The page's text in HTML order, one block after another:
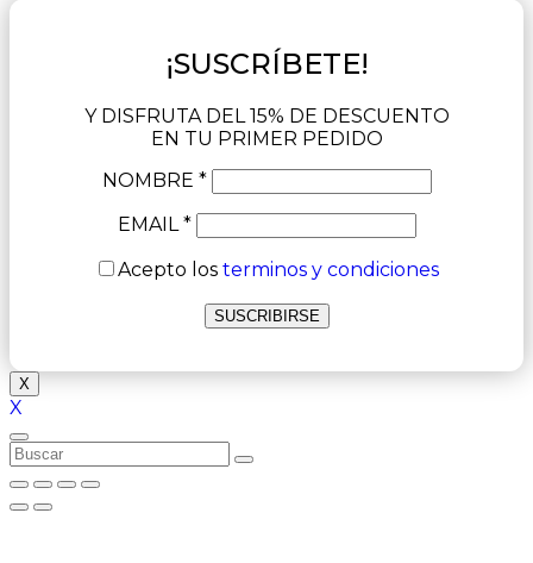
¡SUSCRÍBETE!
Y DISFRUTA DEL 15% DE DESCUENTO
EN TU PRIMER PEDIDO
NOMBRE *
EMAIL *
Acepto los terminos y condiciones
X
X